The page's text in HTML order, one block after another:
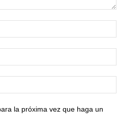
la próxima vez que haga un